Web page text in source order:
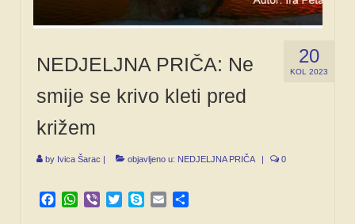
20
KOL 2023
NEDJELJNA PRIČA: Ne
smije se krivo kleti pred
križem
by Ivica Šarac objavljeno u: NEDJELJNA PRIČA 0
Facebook
WhatsApp
Viber TwitterSkypeEmail